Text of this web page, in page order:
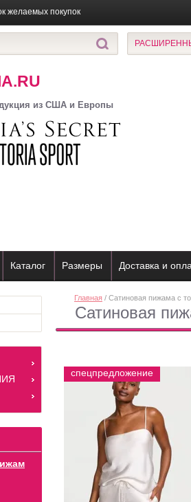
желаемых покупок
из США и Европы
Каталог Размеры Доставка и
Главная / Сатиновая пижама с
Сатиновая
спецпредложение